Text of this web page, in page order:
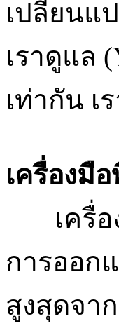
เปลี่ยนแ
เราดูแล
เท่ากัน เ
เครื่องมื
เครื่อง
การออก
สูงสุดจา